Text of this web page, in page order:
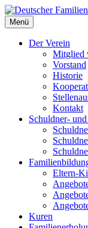
Deutscher
Landesverband Berlin
Menü
Der Verein
Mitglied
Vorstand
Historie
Kontakt
Schuldner-
Eltern-
Kuren